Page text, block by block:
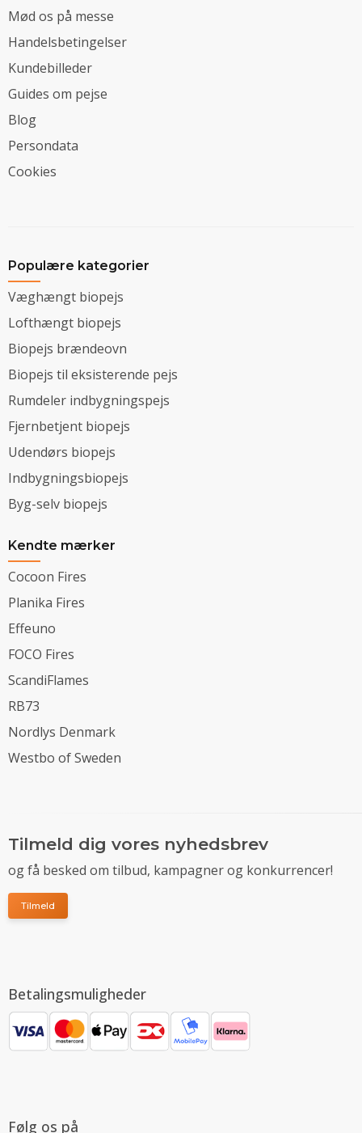
Mød os på messe
Handelsbetingelser
Kundebilleder
Guides om pejse
Blog
Persondata
Cookies
Populære kategorier
Væghængt biopejs
Lofthængt biopejs
Biopejs brændeovn
Biopejs til eksisterende pejs
Rumdeler indbygningspejs
Fjernbetjent biopejs
Udendørs biopejs
Indbygningsbiopejs
Byg-selv biopejs
Kendte mærker
Cocoon Fires
Planika Fires
Effeuno
FOCO Fires
ScandiFlames
RB73
Nordlys Denmark
Westbo of Sweden
Tilmeld dig vores nyhedsbrev
og få besked om tilbud, kampagner og konkurrencer!
Tilmeld
Betalingsmuligheder
Følg os på